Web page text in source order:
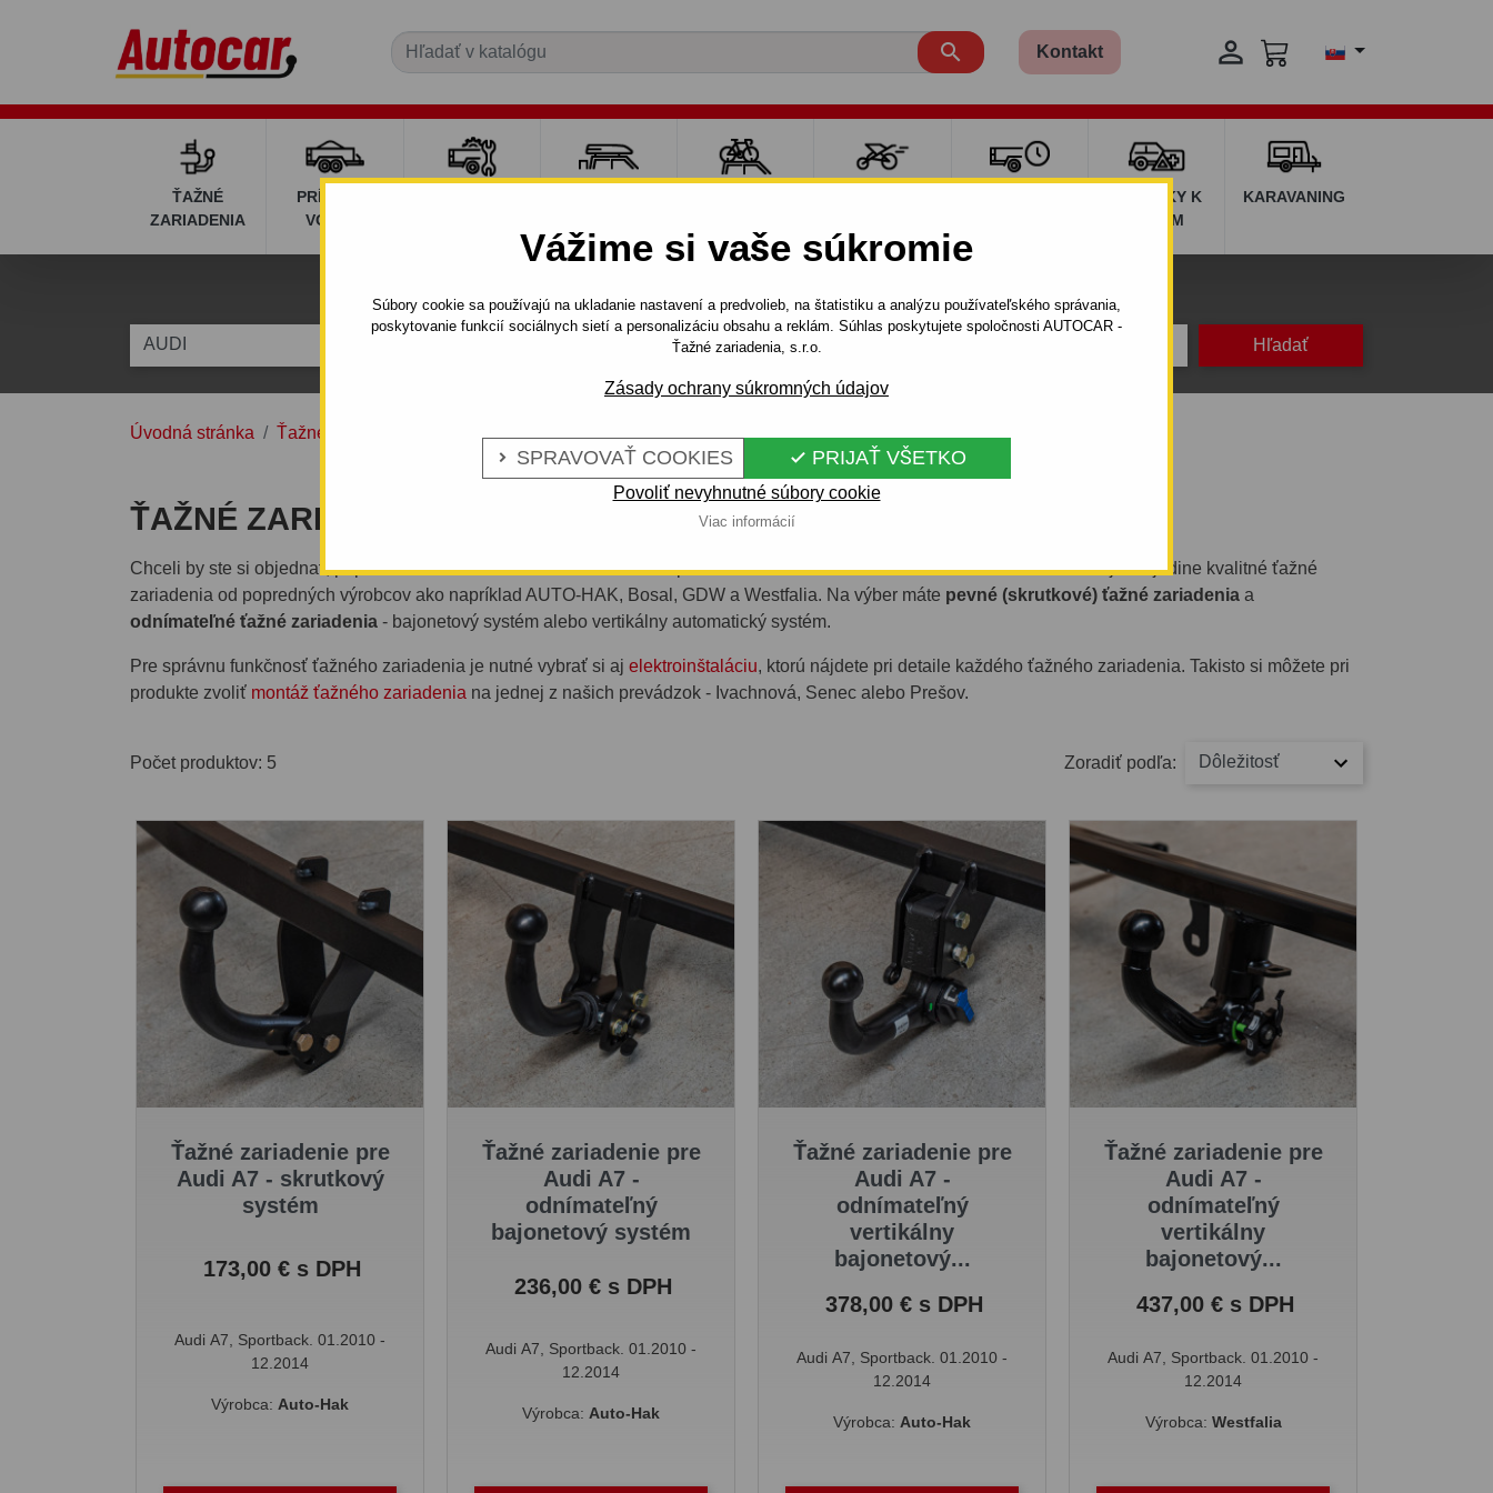
Vážime si vaše súkromie
Súbory cookie sa používajú na ukladanie nastavení a predvolieb, na štatistiku a analýzu používateľského správania,
poskytovanie funkcií sociálnych sietí a personalizáciu obsahu a reklám. Súhlas poskytujete spoločnosti AUTOCAR -
Ťažné zariadenia, s.r.o.
Zásady ochrany súkromných údajov
 SPRAVOVAŤ COOKIES  PRIJAŤ VŠETKO
Povoliť nevyhnutné súbory cookie
Viac informácií
 Kontakt 
ŤAŽNÉ
ZARIADENIA
PRÍVESNÉ
VOZÍKY
DOPLNKY K
AUTÁM
KARAVANING
AUDI 5 dv.
Úvodná stránka Ťažné zariadenia
ŤAŽNÉ ZARIADENIA PRE AUDI A7 5 DV. 01.2010 - 12.2014 ✔️
Chceli by ste si objednať, prípadne dať namontovať ťažné zariadenie pre vozidlo AUDI A7 5 dv. 01.2010 - 12.2014? U nás nájdete jedine kvalitné ťažné
zariadenia od popredných výrobcov ako napríklad AUTO-HAK, Bosal, GDW a Westfalia. Na výber máte pevné (skrutkové) ťažné zariadenia a
odnímateľné ťažné zariadenia - bajonetový systém alebo vertikálny automatický systém.
Pre správnu funkčnosť ťažného zariadenia je nutné vybrať si aj elektroinštaláciu, ktorú nájdete pri detaile každého ťažného zariadenia. Takisto si môžete pri
produkte zvoliť montáž ťažného zariadenia na jednej z našich prevádzok - Ivachnová, Senec alebo Prešov.
Počet produktov: 5 Zoradiť podľa: Dôležitosť
Ťažné zariadenie pre
Audi A7 - skrutkový
systém
Cena
173,00 € s DPH
Audi A7, Sportback. 01.2010 -
12.2014
Výrobca: Auto-Hak
Ťažné zariadenie pre
Audi A7 -
odnímateľný
bajonetový systém
Cena
236,00 € s DPH
Audi A7, Sportback. 01.2010 -
12.2014
Výrobca: Auto-Hak
Ťažné zariadenie pre
Audi A7 -
odnímateľný
vertikálny
bajonetový...
Cena
378,00 € s DPH
Audi A7, Sportback. 01.2010 -
12.2014
Výrobca: Auto-Hak
Ťažné zariadenie pre
Audi A7 -
odnímateľný
vertikálny
bajonetový...
Cena
437,00 € s DPH
Audi A7, Sportback. 01.2010 -
12.2014
Výrobca: Westfalia